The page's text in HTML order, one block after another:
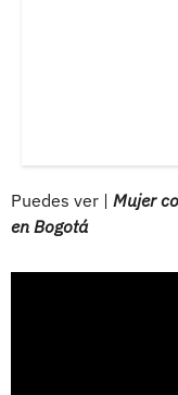
Puedes ver | Mujer
en Bogotá